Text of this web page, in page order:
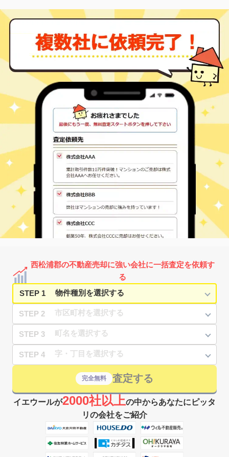
西松浦郡の不動産売却に強い会社に一括査定を依頼す
る
STEP 1
STEP 2
STEP 3
STEP 4
完全無料 査定する
イエウールが2000社以上の中からあなたにピッタ
リの会社をご紹介